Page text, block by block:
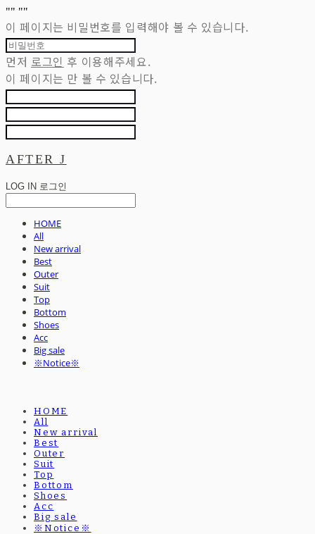
"" ""
이 페이지는 비밀번호를 입력해야 볼 수 있습니다.
먼저 로그인 후 이용해주세요.
이 페이지는 만 볼 수 있습니다.
AFTER J
LOG IN 로그인
HOME
All
New arrival
Best
Outer
Suit
Top
Bottom
Shoes
Acc
Big sale
※Notice※
HOME
All
New arrival
Best
Outer
Suit
Top
Bottom
Shoes
Acc
Big sale
※Notice※